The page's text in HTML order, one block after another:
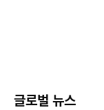
글로벌 뉴스